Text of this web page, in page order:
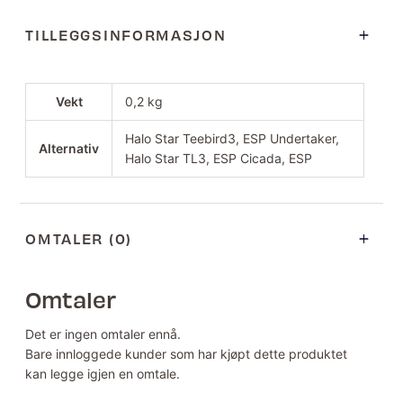
TILLEGGSINFORMASJON
Vekt 0,2 kg
Alternativ
Halo Star Teebird3, ESP Undertaker,
Halo Star TL3, ESP Cicada, ESP
OMTALER (0)
Omtaler
Det er ingen omtaler ennå.
Bare innloggede kunder som har kjøpt dette produktet
kan legge igjen en omtale.